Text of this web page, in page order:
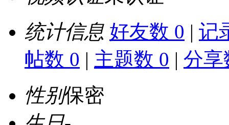
统计信息 好友数 0 | 记
帖数 0 | 主题数 0 | 分享
性别保密